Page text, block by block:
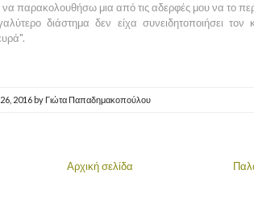
παρακολουθήσω μια από τις αδερφές μου να το
διάστημα δεν είχα συνειδητοποιήσει τον
2016 by Γιώτα Παπαδημακοπούλου
Αρχική σελίδα